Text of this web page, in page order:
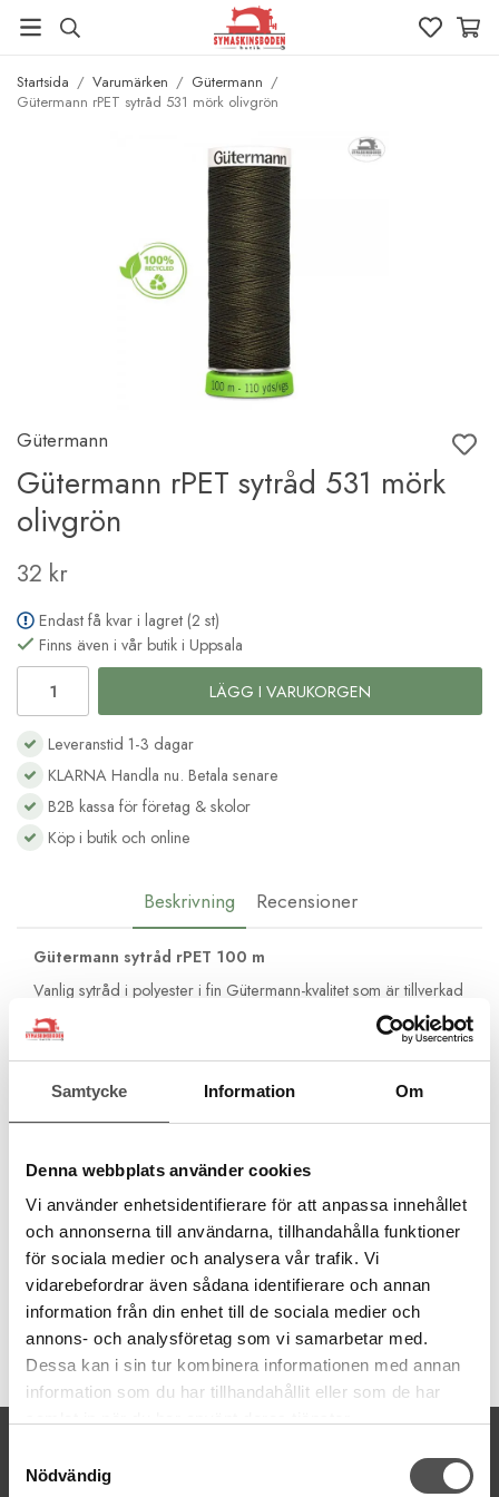
Samtycke Information Om
Denna webbplats använder cookies
Vi använder enhetsidentifierare för att anpassa innehållet
och annonserna till användarna, tillhandahålla funktioner
för sociala medier och analysera vår trafik. Vi
vidarebefordrar även sådana identifierare och annan
information från din enhet till de sociala medier och
annons- och analysföretag som vi samarbetar med.
Dessa kan i sin tur kombinera informationen med annan
information som du har tillhandahållit eller som de har
Nödvändig
Startsida / Varumärken / Gütermann /
Gütermann rPET sytråd 531 mörk olivgrön
Gütermann
Gütermann rPET sytråd 531 mörk
olivgrön
32 kr
Endast få kvar i lagret (2 st)
Finns även i vår butik i Uppsala
LÄGG I VARUKORGEN
Leveranstid 1-3 dagar
KLARNA Handla nu. Betala senare
B2B kassa för företag & skolor
Köp i butik och online
Beskrivning Recensioner
Gütermann sytråd rPET 100 m
Vanlig sytråd i polyester i fin Gütermann-kvalitet som är tillverkad
från återvunna PET-flaskor. Ett miljövänligt val av sytråd.
1 PET-flaska ger 1000 m tråd
Tillverkad i Tyskland
Jämn finish
Hållbar och stark
Grovlek normal Nr 100
Trådmängd 100 meter
Tvättbar95°C
Artikelnummer:
kontakt@symaskinsboden.se